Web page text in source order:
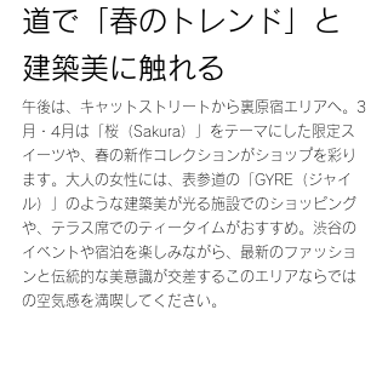
道で「春のトレンド」と
建築美に触れる
午後は、キャットストリートから裏原宿エリアへ。3
月・4月は「桜（Sakura）」をテーマにした限定ス
イーツや、春の新作コレクションがショップを彩り
ます。大人の女性には、表参道の「GYRE（ジャイ
ル）」のような建築美が光る施設でのショッピング
や、テラス席でのティータイムがおすすめ。渋谷の
イベントや宿泊を楽しみながら、最新のファッショ
ンと伝統的な美意識が交差するこのエリアならでは
の空気感を満喫してください。